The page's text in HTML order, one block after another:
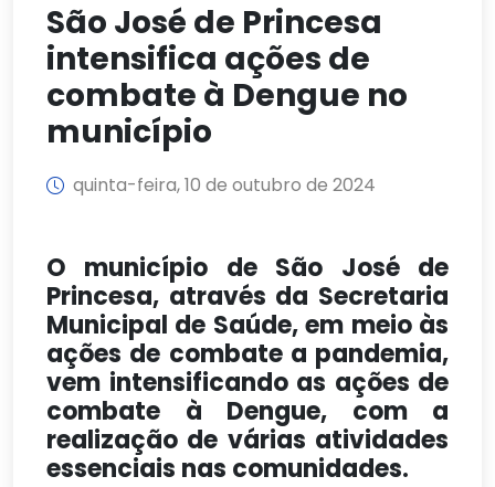
São José de Princesa
intensifica ações de
combate à Dengue no
município
quinta-feira, 10 de outubro de 2024
O município de São José de
Princesa, através da Secretaria
Municipal de Saúde, em meio às
ações de combate a pandemia,
vem intensificando as ações de
combate à Dengue, com a
realização de várias atividades
essenciais nas comunidades.